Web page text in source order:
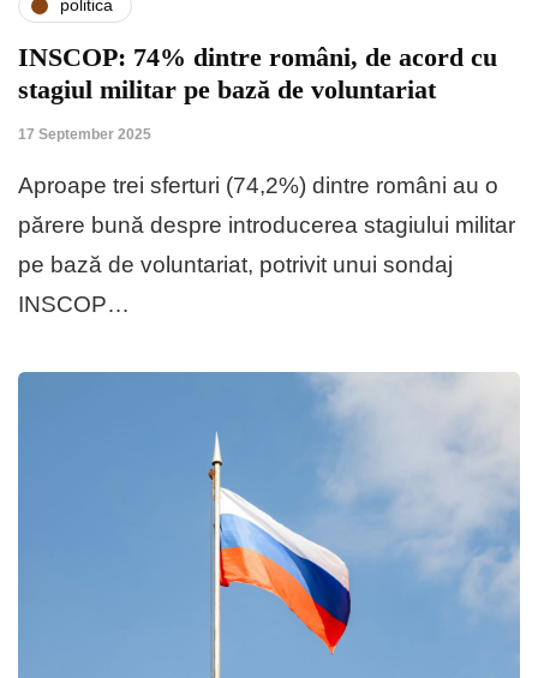
politica
INSCOP: 74% dintre români, de acord cu
stagiul militar pe bază de voluntariat
17 September 2025
Aproape trei sferturi (74,2%) dintre români au o
părere bună despre introducerea stagiului militar
pe bază de voluntariat, potrivit unui sondaj
INSCOP…